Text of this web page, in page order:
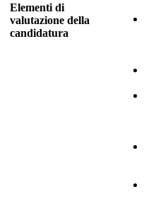
Elementi di
valutazione della
candidatura